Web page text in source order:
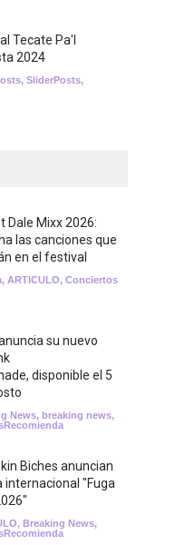
Tecate Pa'l
2024
, SliderPosts,
Dale Mixx 2026:
las canciones que
en el festival
, ARTICULO, Conciertos
su nuevo
disponible el 5
News, breaking news,
Biches anuncian
internacional "Fuga
, Breaking News,